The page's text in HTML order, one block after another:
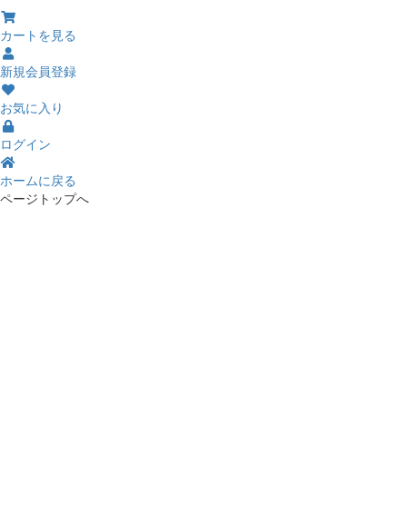
カートを見る
新規会員登録
お気に入り
ログイン
ホームに戻る
ページトップへ